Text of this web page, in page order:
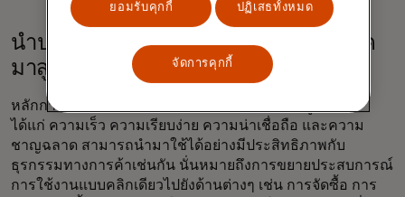
นำประสบการณ์การใช้งานระดับผู้บริโภค
มาสู่การชำระเงินเชิงพาณิชย์
หลักการเดียวกันกับที่พลิกโฉมการชำระเงินของผู้บริโภค
ได้แก่ ความเร็ว ความเรียบง่าย ความน่าเชื่อถือ และความ
ชาญฉลาด สามารถนำมาใช้ได้อย่างมีประสิทธิภาพกับ
ธุรกรรมทางการค้าเช่นกัน นั่นหมายถึงการขยายประสบการณ์
การใช้งานแบบคลิกเดียวไปยังด้านต่างๆ เช่น การจัดซื้อ การ
ยอมรับคุกกี้ ปฏิเสธทั้งหมด
จัดการคุกกี้